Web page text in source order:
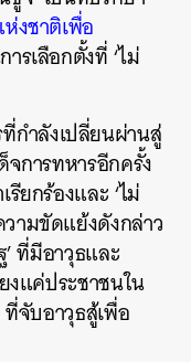
งชาติเพื่อ
ารเลือกตั้งที่ ‘ไม่
กำลังเปลี่ยนผ่านสู่
การทหารอีกครั้ง
ยกร้องและ ‘ไม่
ามขัดแย้งดังกล่าว
ที่มีอาวุธและ
งแค่ประชาชนใน
ที่จับอาวุธสู้เพื่อ